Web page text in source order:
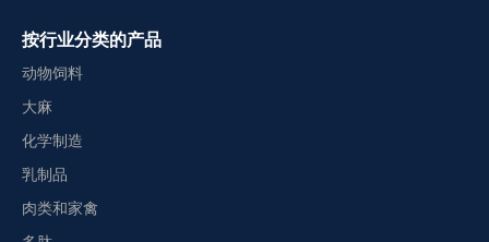
按行业分类的产品
动物饲料
大麻
化学制造
乳制品
肉类和家禽